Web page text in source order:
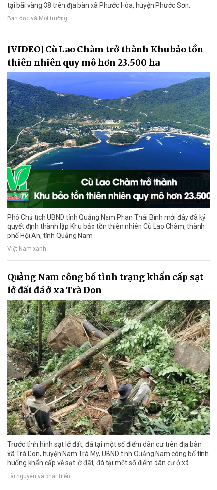
tại bãi vàng 38 trên địa bàn xã Phước Hòa, huyện Phước Sơn.
Bạn đọc và Môi trường
[VIDEO] Cù Lao Chàm trở thành Khu bảo tồn
thiên nhiên quy mô hơn 23.500 ha
Phó Chủ tịch UBND tỉnh Quảng Nam Phan Thái Bình mới đây đã ký
quyết định thành lập Khu bảo tồn thiên nhiên Cù Lao Chàm, thành
phố Hội An, tỉnh Quảng Nam.
Việt Nam xanh
Quảng Nam công bố tình trạng khẩn cấp sạt
lở đất đá ở xã Trà Don
Trước tình hình sạt lở đất, đá tại một số điểm dân cư trên địa bàn
xã Trà Don, huyện Nam Trà My, UBND tỉnh Quảng Nam công bố tình
huống khẩn cấp về sạt lở đất, đá tại một số điểm dân cư ở xã.
Tài nguyên và phát triển